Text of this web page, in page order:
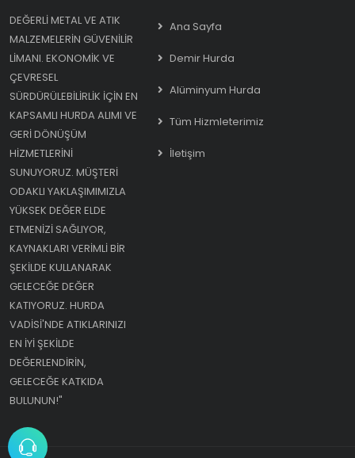
DEĞERLI METAL VE ATIK
MALZEMELERIN GÜVENILIR
LIMANI. EKONOMIK VE
ÇEVRESEL
SÜRDÜRÜLEBILIRLIK IÇIN EN
KAPSAMLI HURDA ALIMI VE
GERI DÖNÜŞÜM
HIZMETLERINI
SUNUYORUZ. MÜŞTERI
ODAKLI YAKLAŞIMIMIZLA
YÜKSEK DEĞER ELDE
ETMENIZI SAĞLIYOR,
KAYNAKLARI VERIMLI BIR
ŞEKILDE KULLANARAK
GELECEĞE DEĞER
KATIYORUZ. HURDA
VADISI'NDE ATIKLARINIZI
EN IYI ŞEKILDE
DEĞERLENDIRIN,
GELECEĞE KATKIDA
BULUNUN!"
Ana Sayfa
Demir Hurda
Alüminyum Hurda
Tüm Hizmleterimiz
İletişim